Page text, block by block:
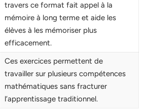
travers ce format fait appel à la
mémoire à long terme et aide les
élèves à les mémoriser plus
efficacement.
Ces exercices permettent de
travailler sur plusieurs compétences
mathématiques sans fracturer
l’apprentissage traditionnel.